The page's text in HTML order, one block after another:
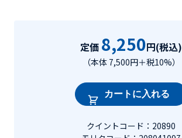
定価 8,250円(税込)
（本体 7,500円＋税10%）
カートに入れる
クイントコード：20890